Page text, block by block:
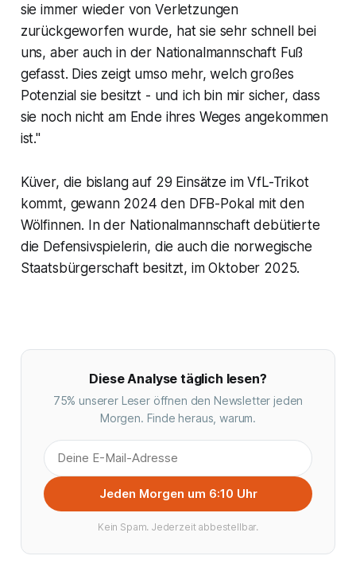
sie immer wieder von Verletzungen
zurückgeworfen wurde, hat sie sehr schnell bei
uns, aber auch in der Nationalmannschaft Fuß
gefasst. Dies zeigt umso mehr, welch großes
Potenzial sie besitzt - und ich bin mir sicher, dass
sie noch nicht am Ende ihres Weges angekommen
ist."
Küver, die bislang auf 29 Einsätze im VfL-Trikot
kommt, gewann 2024 den DFB-Pokal mit den
Wölfinnen. In der Nationalmannschaft debütierte
die Defensivspielerin, die auch die norwegische
Staatsbürgerschaft besitzt, im Oktober 2025.
Diese Analyse täglich lesen?
75% unserer Leser öffnen den Newsletter jeden
Morgen. Finde heraus, warum.
Jeden Morgen um 6:10 Uhr
Kein Spam. Jederzeit abbestellbar.